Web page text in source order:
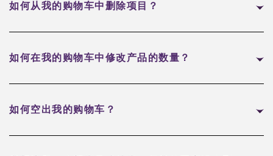
如何从我的购物车中删除项目？
如何在我的购物车中修改产品的数量？
如何空出我的购物车？